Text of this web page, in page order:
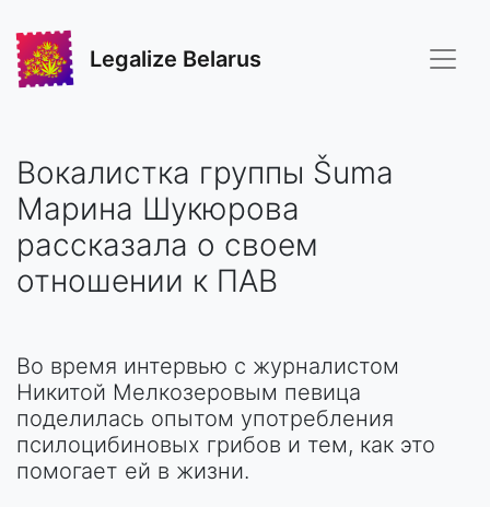
Legalize Belarus
Вокалистка группы Šuma
Марина Шукюрова
рассказала о своем
отношении к ПАВ
Во время интервью с журналистом
Никитой Мелкозеровым певица
поделилась опытом употребления
псилоцибиновых грибов и тем, как это
помогает ей в жизни.